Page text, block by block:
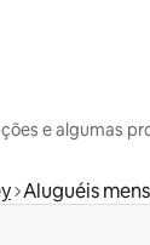
e algumas
Aluguéis